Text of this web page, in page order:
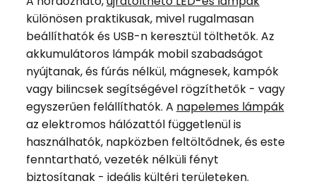
különösen praktikusak, mivel rugalmasan
beállíthatók és USB-n keresztül tölthetők. Az
akkumulátoros lámpák mobil szabadságot
nyújtanak, és fúrás nélkül, mágnesek, kampók
vagy bilincsek segítségével rögzíthetők - vagy
egyszerűen felállíthatók. A napelemes lámpák
az elektromos hálózattól függetlenül is
használhatók, napközben feltöltődnek, és este
fenntartható, vezeték nélküli fényt
biztosítanak - ideális kültéri területeken.